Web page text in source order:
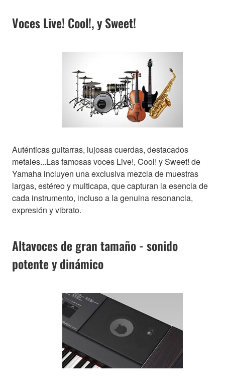
Voces Live! Cool!, y Sweet!
Auténticas guitarras, lujosas cuerdas, destacados
metales...Las famosas voces Live!, Cool! y Sweet! de
Yamaha incluyen una exclusiva mezcla de muestras
largas, estéreo y multicapa, que capturan la esencia de
cada instrumento, incluso a la genuina resonancia,
expresión y vibrato.
Altavoces de gran tamaño - sonido
potente y dinámico